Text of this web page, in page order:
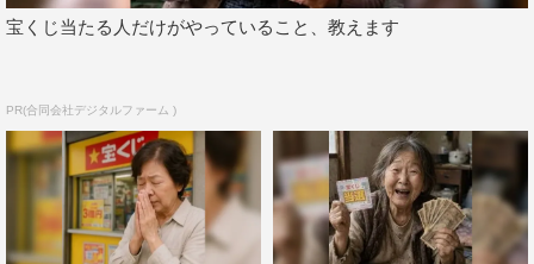
宝くじ当たる人だけがやっていること、教えます
PR(合同会社デジタルファーム )